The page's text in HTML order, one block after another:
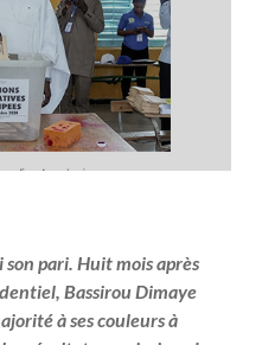
son pari. Huit mois après
Bassirou Dimaye
à ses couleurs à